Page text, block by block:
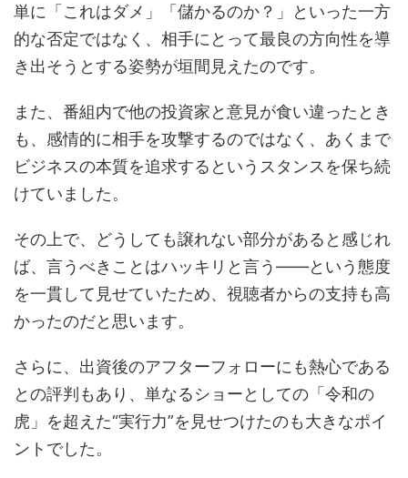
単に「これはダメ」「儲かるのか？」といった一方
的な否定ではなく、相手にとって最良の方向性を導
き出そうとする姿勢が垣間見えたのです。
また、番組内で他の投資家と意見が食い違ったとき
も、感情的に相手を攻撃するのではなく、あくまで
ビジネスの本質を追求するというスタンスを保ち続
けていました。
その上で、どうしても譲れない部分があると感じれ
ば、言うべきことはハッキリと言う――という態度
を一貫して見せていたため、視聴者からの支持も高
かったのだと思います。
さらに、出資後のアフターフォローにも熱心である
との評判もあり、単なるショーとしての「令和の
虎」を超えた“実行力”を見せつけたのも大きなポイ
ントでした。